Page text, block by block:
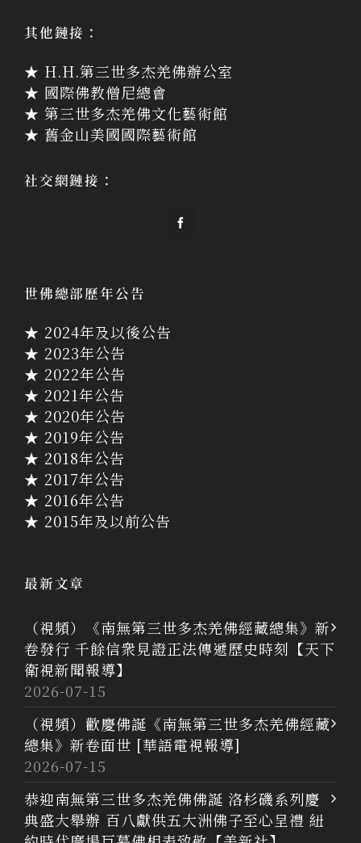
其他鏈接：
★ H.H.第三世多杰羌佛辦公室
★ 國際佛教僧尼總會
★ 第三世多杰羌佛文化藝術館
★ 舊金山美國國際藝術館
社交網鏈接：
世佛總部歷年公告
★ 2024年及以後公告
★ 2023年公告
★ 2022年公告
★ 2021年公告
★ 2020年公告
★ 2019年公告
★ 2018年公告
★ 2017年公告
★ 2016年公告
★ 2015年及以前公告
最新文章
（視頻）《南無第三世多杰羌佛經藏總集》新
卷發行 千餘信衆見證正法傳遞歷史時刻【天下
衛視新聞報導】
2026-07-15
（視頻）歡慶佛誕《南無第三世多杰羌佛經藏
總集》新卷面世 [華語電視報導]
2026-07-15
恭迎南無第三世多杰羌佛佛誕 洛杉磯系列慶
典盛大舉辦 百八獻供五大洲佛子至心呈禮 紐